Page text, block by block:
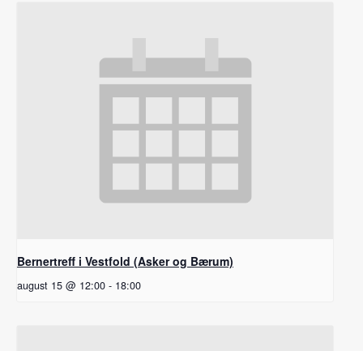
Bernertreff i Vestfold (Asker og Bærum)
august 15 @ 12:00 - 18:00